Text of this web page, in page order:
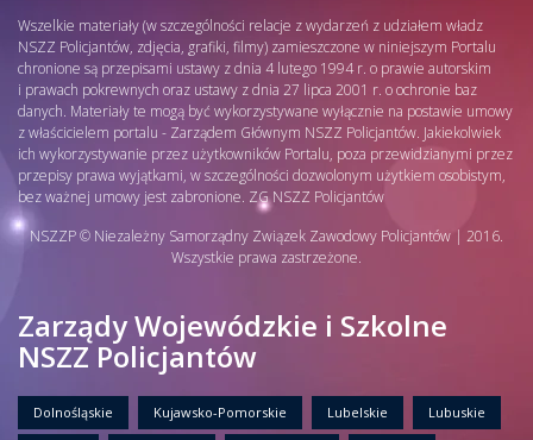
Wszelkie materiały (w szczególności relacje z wydarzeń z udziałem władz
NSZZ Policjantów, zdjęcia, grafiki, filmy) zamieszczone w niniejszym Portalu
chronione są przepisami ustawy z dnia 4 lutego 1994 r. o prawie autorskim
i prawach pokrewnych oraz ustawy z dnia 27 lipca 2001 r. o ochronie baz
danych. Materiały te mogą być wykorzystywane wyłącznie na postawie umowy
z właścicielem portalu - Zarządem Głównym NSZZ Policjantów. Jakiekolwiek
ich wykorzystywanie przez użytkowników Portalu, poza przewidzianymi przez
przepisy prawa wyjątkami, w szczególności dozwolonym użytkiem osobistym,
bez ważnej umowy jest zabronione. ZG NSZZ Policjantów
NSZZP © Niezależny Samorządny Związek Zawodowy Policjantów | 2016.
Wszystkie prawa zastrzeżone.
Zarządy Wojewódzkie i Szkolne
NSZZ Policjantów
Dolnośląskie Kujawsko-Pomorskie Lubelskie Lubuskie